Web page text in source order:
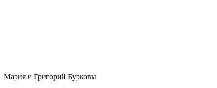
Мария и Григорий Бурковы